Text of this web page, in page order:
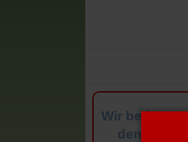
Wir
den